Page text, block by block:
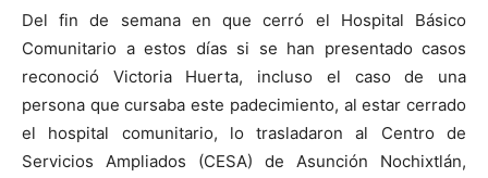
Del fin de semana en que cerró el Hospital Básico
Comunitario a estos días si se han presentado casos
reconoció Victoria Huerta, incluso el caso de una
persona que cursaba este padecimiento, al estar cerrado
el hospital comunitario, lo trasladaron al Centro de
Servicios Ampliados (CESA) de Asunción Nochixtlán,